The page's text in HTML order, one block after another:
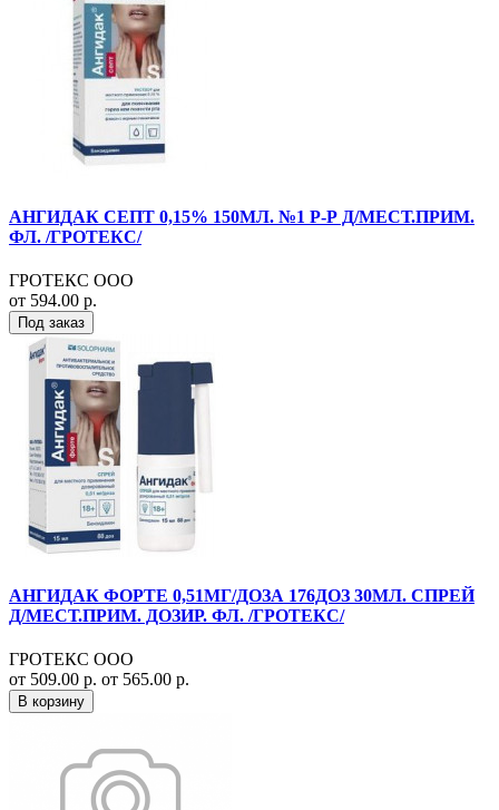
АНГИДАК СЕПТ 0,15% 150МЛ. №1 Р-Р Д/МЕСТ.ПРИМ.
ФЛ. /ГРОТЕКС/
ГРОТЕКС ООО
от 594.00 р.
Под заказ
АНГИДАК ФОРТЕ 0,51МГ/ДОЗА 176ДОЗ 30МЛ. СПРЕЙ
Д/МЕСТ.ПРИМ. ДОЗИР. ФЛ. /ГРОТЕКС/
ГРОТЕКС ООО
от 509.00 р. от 565.00 р.
В корзину